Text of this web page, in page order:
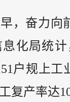
，奋力向
化局统计
户规上工
复产率达